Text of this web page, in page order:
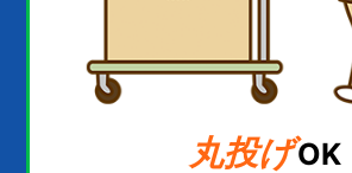
丸投げOK